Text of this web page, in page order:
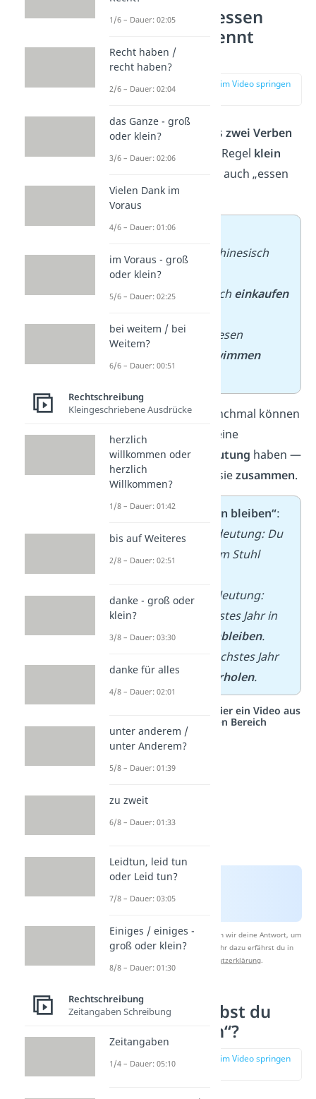
Warum du „essen
gehen“ getrennt
schreibst
zur Stelle im Video springen
Kombinationen auszwei Verben
schreibst du in der Regel klein
— so auch „essen
gehen“.
➡️Beispiele
− Timo möchte Chinesisch
essen gehen
− Wir müssen noch einkaufen
− Wir könnten diesen
schwimmen
Aber Achtung!
Manchmal können
zwei Verben auch eine
übertragene Bedeutung haben —
dann schreibst du siezusammen.
➡️Beispiel „sitzen bleiben“:
Gewöhnliche Bedeutung: Du
kannst auf deinem Stuhl
Übertragene Bedeutung:
Peter muss nächstes Jahr in
der Schule
sitzenbleiben.
→ Peter muss nächstes Jahr
dieKlasse wiederholen.
Studyflix vernetzt: Hier ein Video aus
einem anderen Bereich
Nach Beantwortung speichern wir deine Antwort, um
Studyflix zu verbessern. Mehr dazu erfährst du in
Datenschutzerklärung.
Wann schreibst du
„Essengehen“?
zur Stelle im Video springen
1/6 – Dauer: 02:05
Recht haben /
recht haben?
2/6 – Dauer: 02:04
das Ganze - groß
oder klein?
3/6 – Dauer: 02:06
Vielen Dank im
Voraus
4/6 – Dauer: 01:06
im Voraus - groß
oder klein?
5/6 – Dauer: 02:25
bei weitem / bei
Weitem?
6/6 – Dauer: 00:51
Rechtschreibung
Kleingeschriebene Ausdrücke
herzlich
willkommen oder
herzlich
Willkommen?
1/8 – Dauer: 01:42
bis auf Weiteres
2/8 – Dauer: 02:51
danke - groß oder
klein?
3/8 – Dauer: 03:30
danke für alles
4/8 – Dauer: 02:01
unter anderem /
unter Anderem?
5/8 – Dauer: 01:39
zu zweit
6/8 – Dauer: 01:33
Leidtun, leid tun
oder Leid tun?
7/8 – Dauer: 03:05
Einiges / einiges -
groß oder klein?
8/8 – Dauer: 01:30
Rechtschreibung
Zeitangaben Schreibung
Zeitangaben
1/4 – Dauer: 05:10